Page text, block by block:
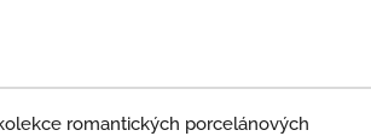
romantických porcelánových